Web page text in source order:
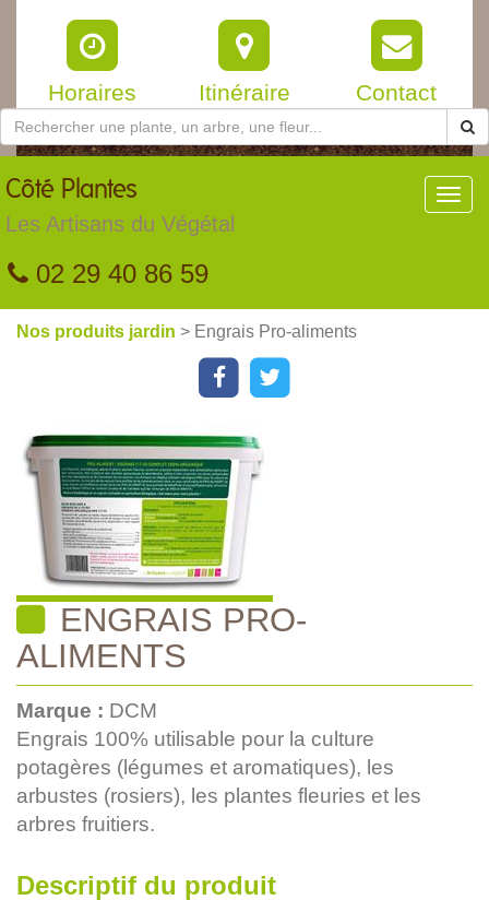
Horaires Itinéraire Contact
Côté Plantes
Les Artisans du Végétal
02 29 40 86 59
Nos produits jardin > Engrais Pro-aliments
ENGRAIS PRO-
ALIMENTS
Marque : DCM
Engrais 100% utilisable pour la culture
potagères (légumes et aromatiques), les
arbustes (rosiers), les plantes fleuries et les
arbres fruitiers.
Descriptif du produit